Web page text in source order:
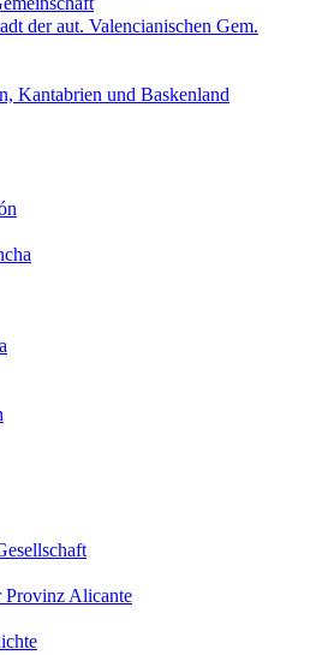
der aut. Valencianischen Gem.
Kantabrien und Baskenland
Alicante